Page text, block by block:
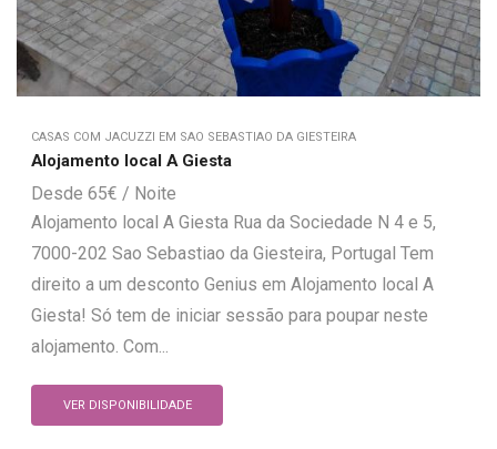
CASAS COM JACUZZI EM SAO SEBASTIAO DA GIESTEIRA
Alojamento local A Giesta
65€
Alojamento local A Giesta Rua da Sociedade N 4 e 5,
7000-202 Sao Sebastiao da Giesteira, Portugal Tem
direito a um desconto Genius em Alojamento local A
Giesta! Só tem de iniciar sessão para poupar neste
alojamento. Com...
VER DISPONIBILIDADE